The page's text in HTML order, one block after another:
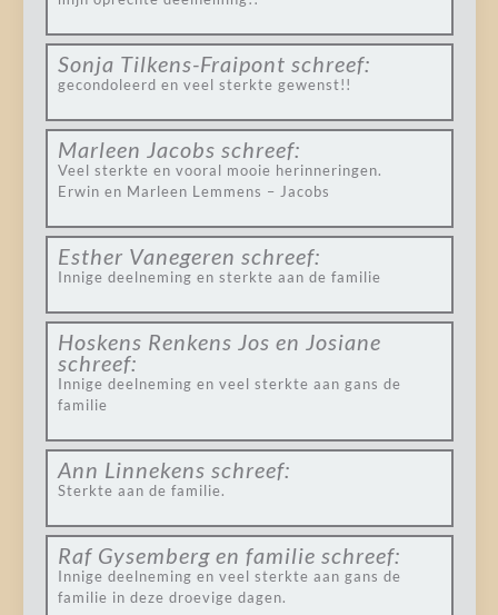
Sonja Tilkens-Fraipont schreef:
gecondoleerd en veel sterkte gewenst!!
Marleen Jacobs schreef:
Veel sterkte en vooral mooie herinneringen.
Erwin en Marleen Lemmens – Jacobs
Esther Vanegeren schreef:
Innige deelneming en sterkte aan de familie
Hoskens Renkens Jos en Josiane
schreef:
Innige deelneming en veel sterkte aan gans de
familie
Ann Linnekens schreef:
Sterkte aan de familie.
Raf Gysemberg en familie schreef:
Innige deelneming en veel sterkte aan gans de
familie in deze droevige dagen.